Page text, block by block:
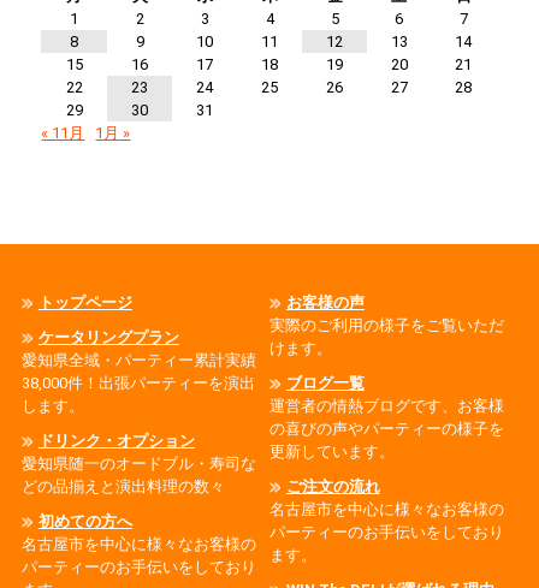
1
2 3 4 5 6
7
8
9 10 11 12 13
14
15
16 17 18 19 20
21
22
23 24 25 26 27
28
29
30
31
« 11月
1月 »
トップページ
ケータリングプラン
愛知県全域・パーティー累計実績
38,000件！出張パーティーを演出
します。
ドリンク・オプション
愛知県随一のオードブル・寿司な
どの品揃えと演出料理の数々
初めての方へ
名古屋市を中心に様々なお客様の
パーティーのお手伝いをしており
お客様の声
実際のご利用の様子をご覧いただ
けます。
ブログ一覧
運営者の情熱ブログです、お客様
の喜びの声やパーティーの様子を
更新しています。
ご注文の流れ
名古屋市を中心に様々なお客様の
パーティーのお手伝いをしており
ます。